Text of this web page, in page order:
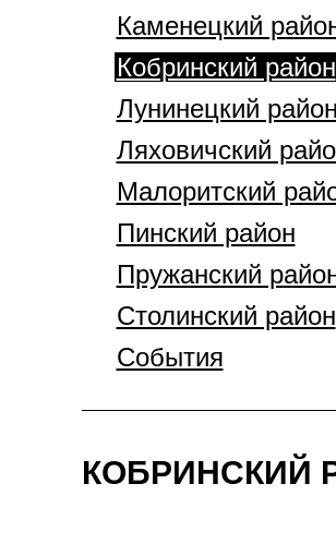
Каменецкий
Кобринский район
Лунинецкий район
Ляховичский
Малоритский
Пинский район
Пружанский
Столинский район
События
КОБРИНСКИЙ